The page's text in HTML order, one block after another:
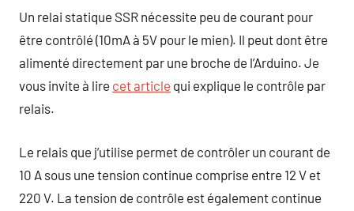
Un relai statique SSR nécessite peu de courant pour
être contrôlé (10mA à 5V pour le mien). Il peut dont être
alimenté directement par une broche de l’Arduino. Je
vous invite à lire cet article qui explique le contrôle par
relais.
Le relais que j’utilise permet de contrôler un courant de
10 A sous une tension continue comprise entre 12 V et
220 V. La tension de contrôle est également continue